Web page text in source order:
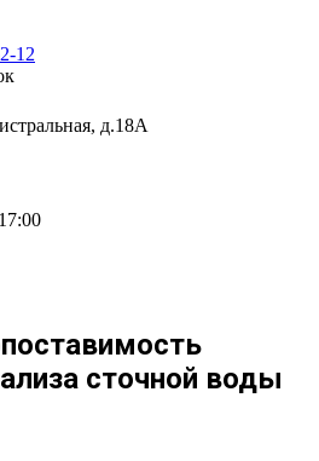
12
д.18А
сточной воды